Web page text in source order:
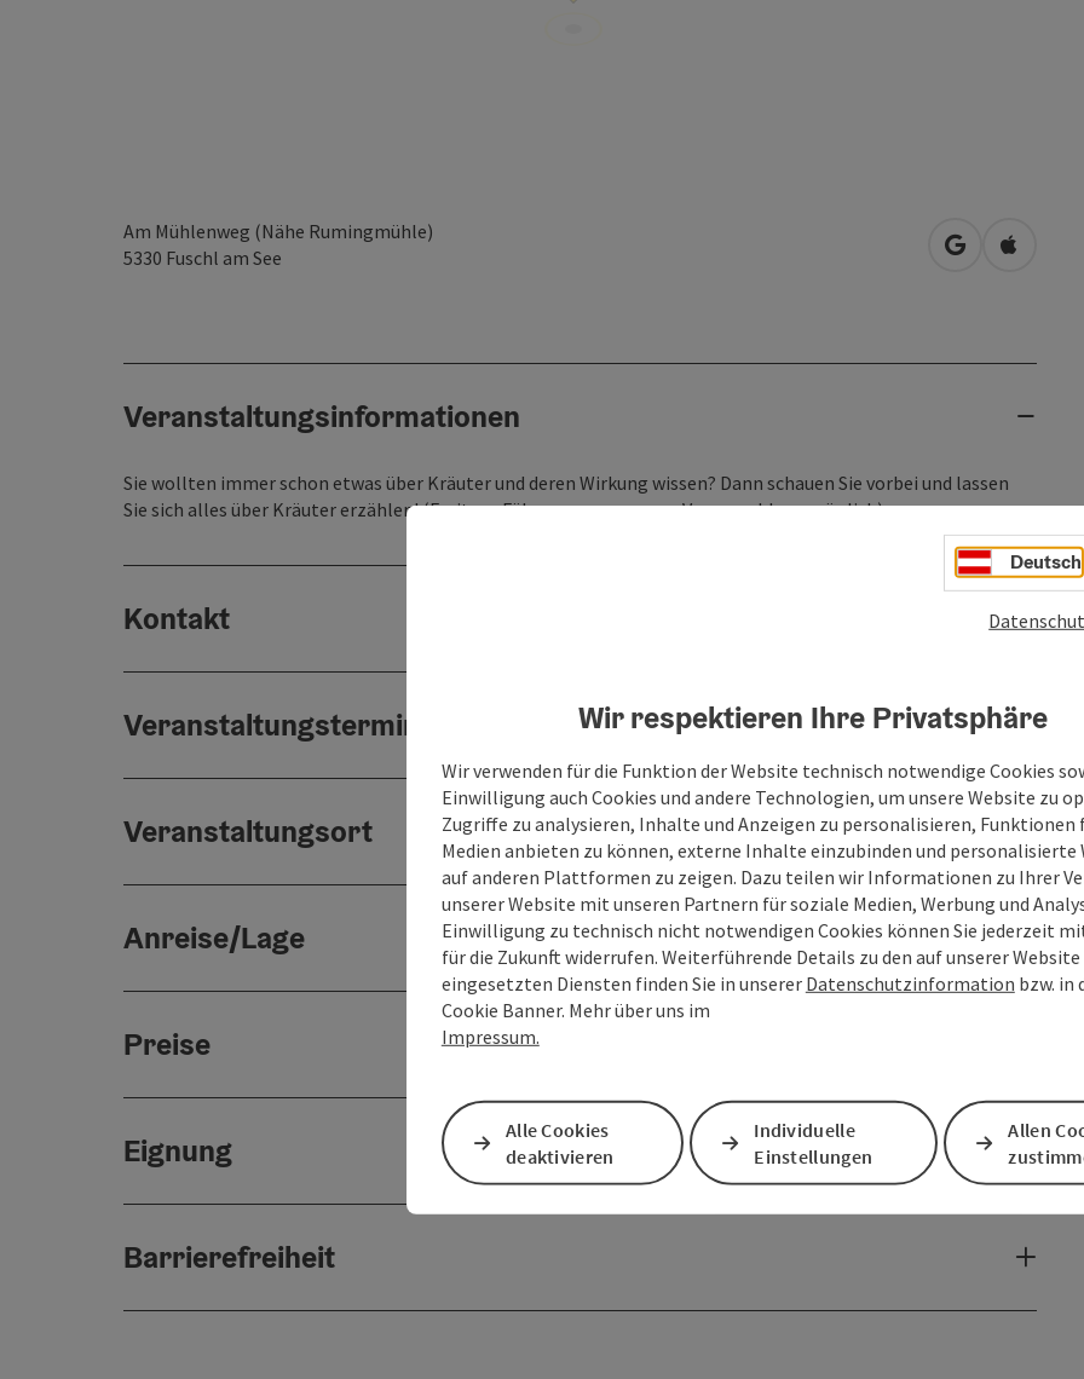
Am Mühlenweg (Nähe Rumingmühle)
5330 Fuschl am See in Googlein Apple
Veranstaltungsinformationen
Sie wollten immer schon etwas über Kräuter und deren Wirkung wissen? Dann schauen Sie vorbei und lassen
Sie sich alles über Kräuter erzählen! (Freitags Führungen nur gegen Voranmeldung möglich).
Kontakt
Veranstaltungstermin/e
Veranstaltungsort
Anreise/Lage
Preise
Eignung
Barrierefreiheit
Deutsch
Wir respektieren Ihre Privatsphäre
Wir verwenden für die Funktion der Website technisch notwendige Cookies
Einwilligung auch Cookies und andere Technologien, um unsere Website zu
Zugriffe zu analysieren, Inhalte und Anzeigen zu personalisieren, Funktionen
Medien anbieten zu können, externe Inhalte einzubinden und personalisierte
auf anderen Plattformen zu zeigen. Dazu teilen wir Informationen zu Ihrer
unserer Website mit unseren Partnern für soziale Medien, Werbung und
Einwilligung zu technisch nicht notwendigen Cookies können Sie jederzeit
für die Zukunft widerrufen. Weiterführende Details zu den auf unserer Website
eingesetzten Diensten finden Sie in unserer Datenschutzinformation bzw. in
Cookie Banner. Mehr über uns im
Impressum.
Alle Cookies
deaktivieren
Individuelle
Einstellungen
Allen